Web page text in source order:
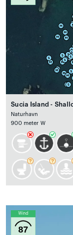
Sucia Island -
Naturhavn
900 meter W
Wind
87